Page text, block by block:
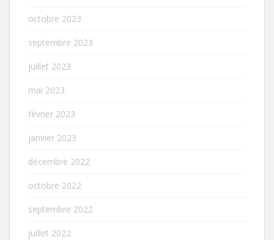
octobre 2023
septembre 2023
juillet 2023
mai 2023
février 2023
janvier 2023
décembre 2022
octobre 2022
septembre 2022
juillet 2022